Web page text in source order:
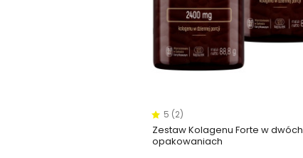
5 (2)
Zestaw Kolagenu Forte w dwóch
opakowaniach